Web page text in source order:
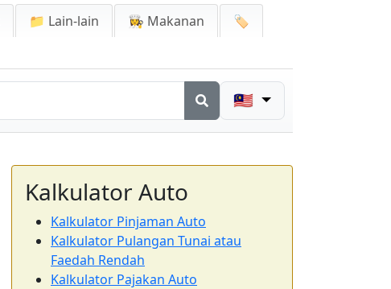
📁 Lain-lain 👩‍🍳 Makanan
🏷️
🇲🇾
Kalkulator Auto
Kalkulator Pinjaman Auto
Kalkulator Pulangan Tunai atau
Faedah Rendah
Kalkulator Pajakan Auto